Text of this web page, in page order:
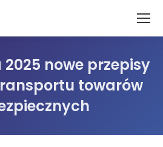
2025 nowe przepisy
towarów